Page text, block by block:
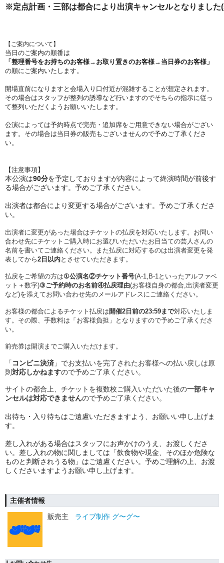
※定点計画・三部は都合により出演キャンセルとなりました
【ご案内について】
︎当日のご案内の順番は
「整理番号をお持ちのお客様→お取り置きのお客様→当日券のお客様」
の順にご案内いたします。
︎開場直前になりますと会場入り口付近が混雑することが想定されます。
その場合はスタッフが整列の誘導など行いますのでそちらの指示に従っ
て整列いただくようお願いいたします。
︎公演によっては予約時点で完売・追加席をご用意できない場合がござい
ます。その場合は当日券の販売もございませんので予めご了承くださ
い。
【注意事項】
︎本公演は90分を予定しておりますが内容によって終演時間が前後す
る場合がございます。予めご了承ください。
︎出演者は都合により変更する場合がございます。予めご了承くださ
い。
︎出演者に変更があった場合はチケットの払戻を対応いたします。お問い
合わせ先にチケットご購入時にお選びいただいたお目当ての芸人さんの
名前を書いてご連絡ください。また払戻に対応するのは出演者変更を発
表してから2日以内とさせていただきます。
払戻をご希望の方は①公演名②チケット番号(A-1,B-1といったアルファベ
ット＋数字)③ご予約時のお名前④払戻理由(お客様自身の都合,出演者変更
など)を添えてお問い合わせ先のメールアドレスにご連絡ください。
お客様の都合によるチケット払戻は 開催2日前の23:59まで対応いたしま
す。その際、 手数料は「お客様負担」となりますので予めご了承くださ
い。
前売券は開演までご購入いただけます。
「 コンビニ決済 」でお支払いを完了されたお客様への払い戻しは原
則 対応しかねますので予めご了承ください。
サイトの都合上、チケットを複数枚ご購入いただいた後の一部キャ
ンセルは対応できませんので予めご了承ください。
︎出待ち・入り待ちはご遠慮いただきますよう、お願いい申し上げま
す。
︎差し入れがある場合はスタッフにお声かけのうえ、お渡しくださ
い。差し入れの物に関しましては「飲食物や現金、そのほか危険な
ものと判断されうる物」はご遠慮ください。予めご理解の上、お渡
しくださいますようお願い申し上げます。
主催者情報
販売主
ライブ制作 グ〜グ〜